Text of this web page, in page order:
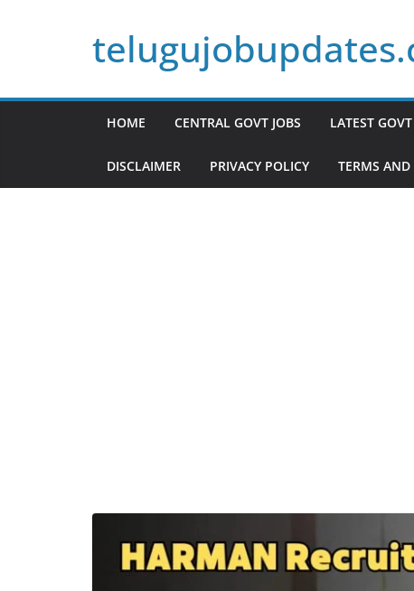
HOME CENTRAL GOVT JOBS LATEST GOVT
DISCLAIMER PRIVACY POLICY TERMS